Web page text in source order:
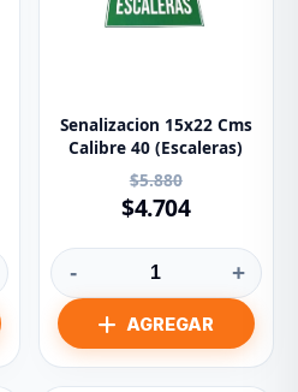
Senalizacion 15x22 Cms
Calibre 40 (Escaleras)
$5.880
$4.704
- +